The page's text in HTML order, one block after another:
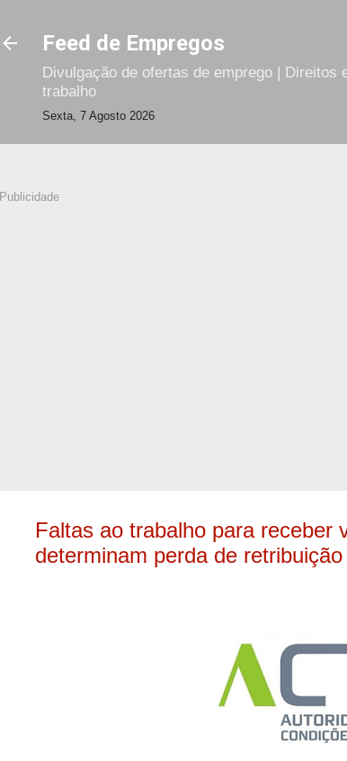
Feed de Empregos
Divulgação de ofertas de emprego | Direitos
trabalho
Sexta, 7 Agosto 2026
Publicidade
Faltas ao trabalho para receber
determinam perda de retribuição